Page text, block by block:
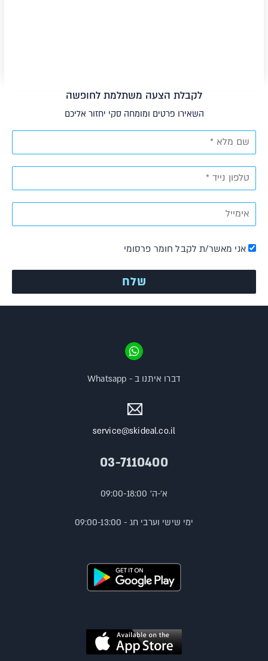
לקבלת הצעה משתלמת לחופשה
השאירו פרטים ומומחה סקי יחזור אליכם
אני מאשר/ת לקבל חומר פרסומי
service@skideal.co.il
03-7110400
א'-ה' 09:00-18:00
ימי שישי וערבי חג - 09:00-13:00
דברו איתנו ב - Whatsapp